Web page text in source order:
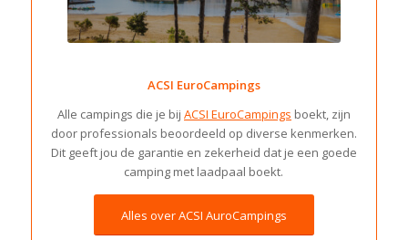
ACSI EuroCampings
Alle campings die je bij ACSI EuroCampings boekt, zijn
door professionals beoordeeld op diverse kenmerken.
Dit geeft jou de garantie en zekerheid dat je een goede
camping met laadpaal boekt.
Alles over ACSI AuroCampings